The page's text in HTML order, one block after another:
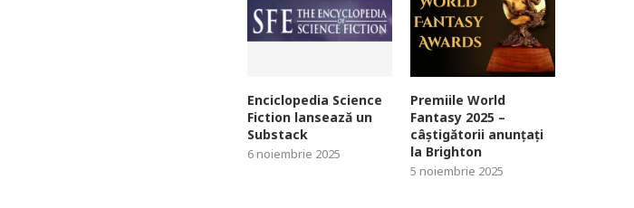
Enciclopedia Science
Fiction lansează un
Substack
6 noiembrie 2025
Premiile World
Fantasy 2025 –
câștigătorii anunțați
la Brighton
5 noiembrie 2025